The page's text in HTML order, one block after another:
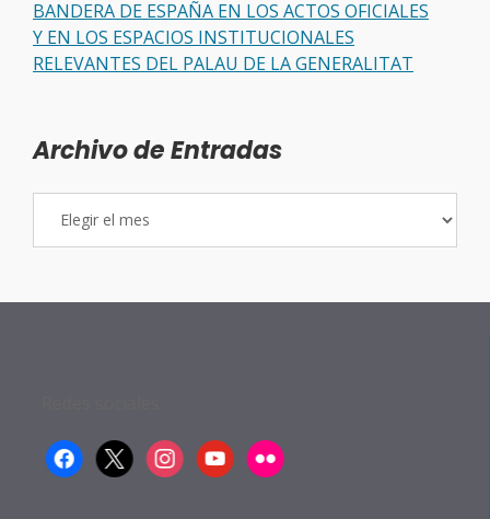
BANDERA DE ESPAÑA EN LOS ACTOS OFICIALES
Y EN LOS ESPACIOS INSTITUCIONALES
RELEVANTES DEL PALAU DE LA GENERALITAT
Archivo de Entradas
facebook
x instagramyoutubeflickr